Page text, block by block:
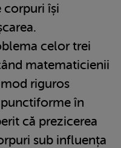
corpuri își
celor trei
matematicienii
riguros
în
că prezicerea
sub influența